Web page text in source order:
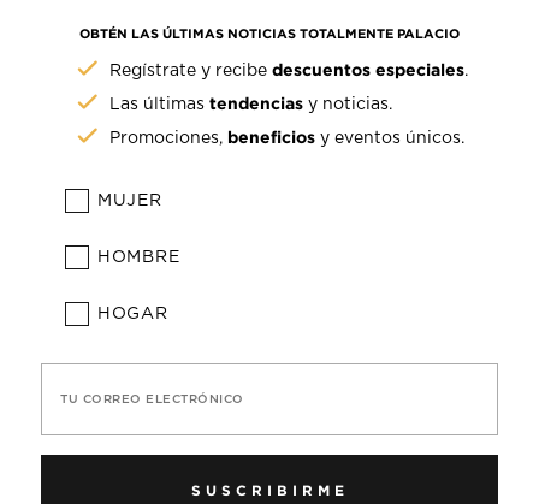
OBTÉN LAS ÚLTIMAS NOTICIAS TOTALMENTE PALACIO
Regístrate y recibedescuentos especiales.
Las últimastendencias y noticias.
Promociones, beneficios y eventos únicos.
MUJER
HOMBRE
HOGAR
TU CORREO ELECTRÓNICO
SUSCRIBIRME